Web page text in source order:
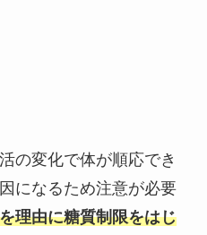
の変化で体が順応でき
になるため注意が必要
理由に糖質制限をはじ